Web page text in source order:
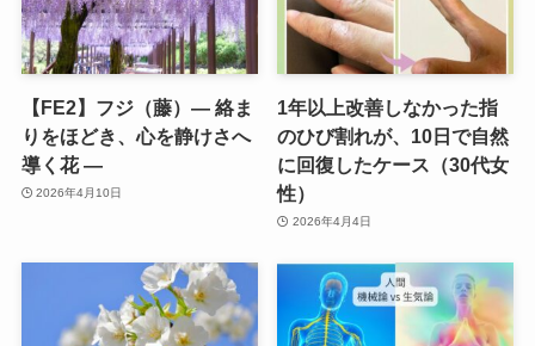
【FE2】フジ（藤）― 絡ま
りをほどき、心を静けさへ
導く花 ―
2026年4月10日
1年以上改善しなかった指
のひび割れが、10日で自然
に回復したケース（30代女
性）
2026年4月4日